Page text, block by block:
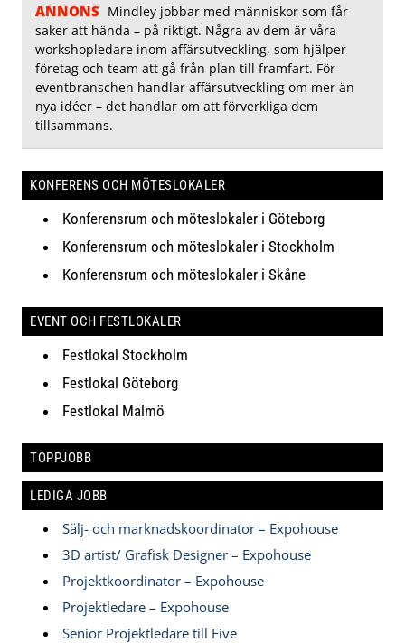
ANNONS Mindley jobbar med människor som får
saker att hända – på riktigt. Några av dem är våra
workshopledare inom affärsutveckling, som hjälper
företag och team att gå från plan till framfart. För
eventbranschen handlar affärsutveckling om mer än
nya idéer – det handlar om att förverkliga dem
tillsammans.
KONFERENS OCH MÖTESLOKALER
Konferensrum och möteslokaler i Göteborg
Konferensrum och möteslokaler i Stockholm
Konferensrum och möteslokaler i Skåne
EVENT OCH FESTLOKALER
Festlokal Stockholm
Festlokal Göteborg
Festlokal Malmö
TOPPJOBB
LEDIGA JOBB
Sälj- och marknadskoordinator – Expohouse
3D artist/ Grafisk Designer – Expohouse
Projektkoordinator – Expohouse
Projektledare – Expohouse
Senior Projektledare till Five